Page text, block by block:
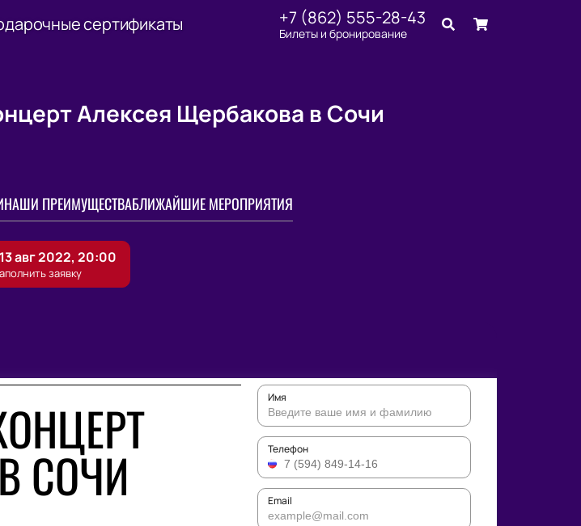
сертификаты +7 (862) 555-28-43
Билеты и бронирование
Алексея Щербакова в Сочи
НАШИ ПРЕИМУЩЕСТВАБЛИЖАЙШИЕ МЕРОПРИЯТИЯ
СОЧИ
Имя
Телефон
Email